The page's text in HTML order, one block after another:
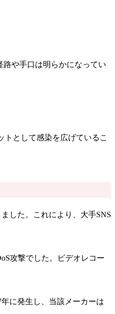
路や手口は明らかになってい
トとして感染を広げているこ
した。これにより、大手SNS
攻撃でした。ビデオレコー
に発生し、当該メーカーは